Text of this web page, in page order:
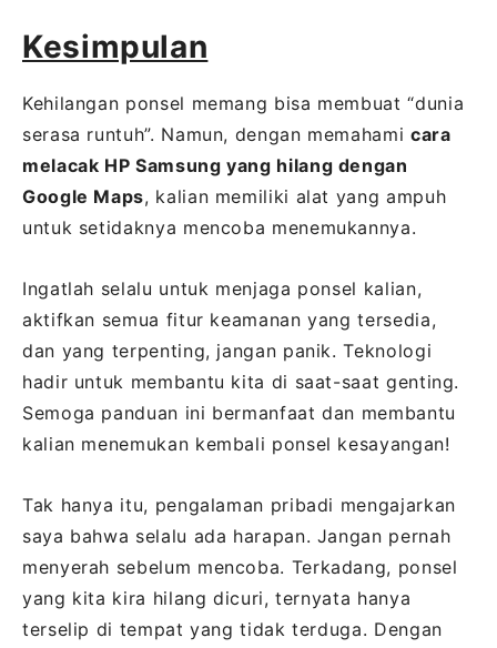
Kesimpulan
Kehilangan ponsel memang bisa membuat “dunia
serasa runtuh”. Namun, dengan memahami cara
melacak HP Samsung yang hilang dengan
Google Maps, kalian memiliki alat yang ampuh
untuk setidaknya mencoba menemukannya.
Ingatlah selalu untuk menjaga ponsel kalian,
aktifkan semua fitur keamanan yang tersedia,
dan yang terpenting, jangan panik. Teknologi
hadir untuk membantu kita di saat-saat genting.
Semoga panduan ini bermanfaat dan membantu
kalian menemukan kembali ponsel kesayangan!
Tak hanya itu, pengalaman pribadi mengajarkan
saya bahwa selalu ada harapan. Jangan pernah
menyerah sebelum mencoba. Terkadang, ponsel
yang kita kira hilang dicuri, ternyata hanya
terselip di tempat yang tidak terduga. Dengan